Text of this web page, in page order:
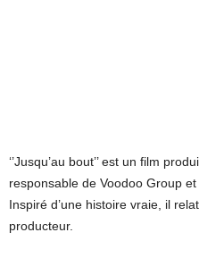
‘’Jusqu’au bout’’ est un film
responsable de Voodoo Group
Inspiré d’une histoire vraie, il
producteur.